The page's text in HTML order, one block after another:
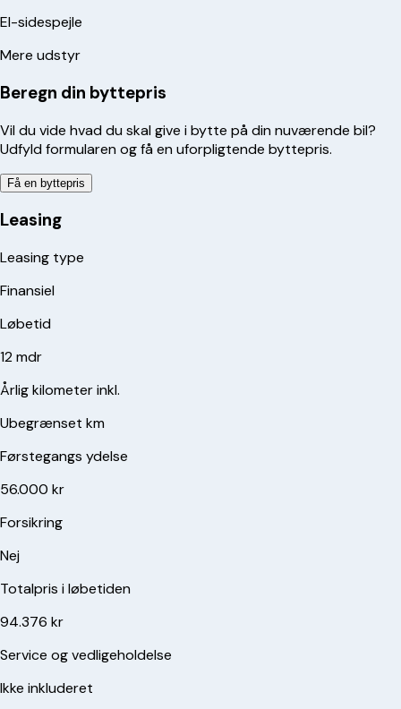
El-sidespejle
Mere udstyr
Beregn din byttepris
Vil du vide hvad du skal give i bytte på din nuværende bil?
Udfyld formularen og få en uforpligtende byttepris.
Få en byttepris
Leasing
Leasing type
Finansiel
Løbetid
12 mdr
Årlig kilometer inkl.
Ubegrænset km
Førstegangs ydelse
56.000 kr
Forsikring
Nej
Totalpris i løbetiden
94.376 kr
Service og vedligeholdelse
Ikke inkluderet